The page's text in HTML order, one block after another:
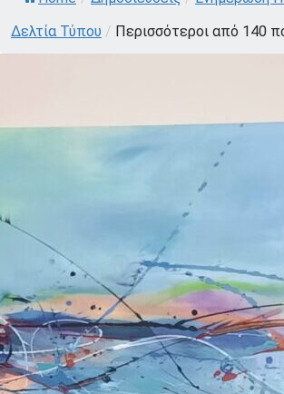
Δελτία Τύπου / Περισσότεροι από 140